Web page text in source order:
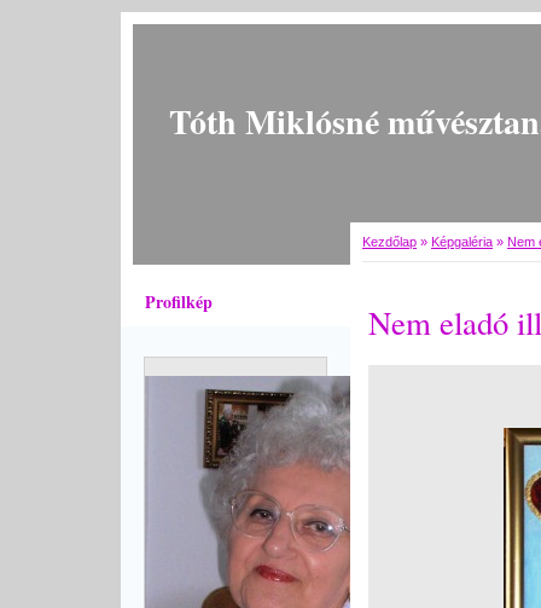
Tóth Miklósné
Profilkép
Kezdőlap » Képgaléria » Nem
Nem eladó